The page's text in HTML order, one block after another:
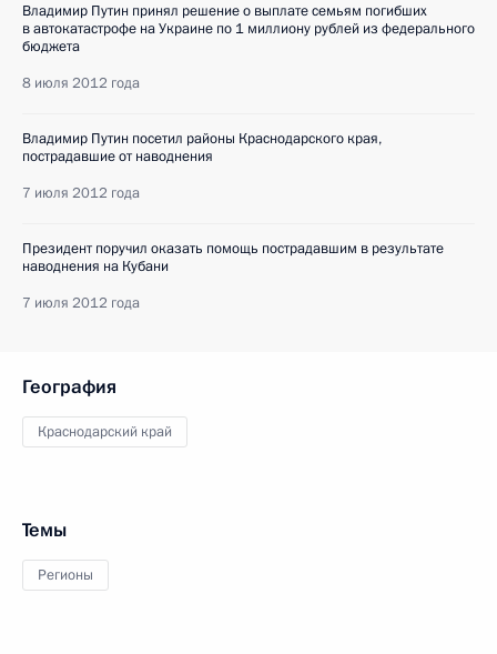
Владимир Путин принял решение о выплате семьям погибших
в автокатастрофе на Украине по 1 миллиону рублей из федерального
бюджета
8 июля 2012 года
Владимир Путин посетил районы Краснодарского края,
пострадавшие от наводнения
7 июля 2012 года
Президент поручил оказать помощь пострадавшим в результате
наводнения на Кубани
7 июля 2012 года
География
Краснодарский край
Темы
Регионы